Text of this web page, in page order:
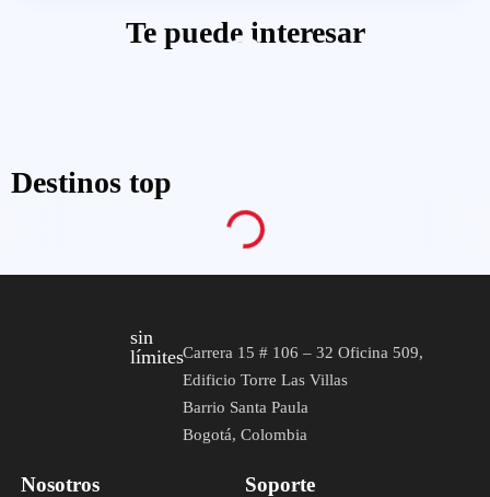
Te puede interesar
Destinos top
sin
límitesCarrera 15 # 106 – 32 Oficina 509,
Edificio Torre Las Villas
Barrio Santa Paula
Bogotá, Colombia
Nosotros Soporte